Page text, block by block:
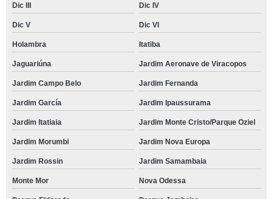
Dic III Dic IV
Dic V Dic VI
Holambra Itatiba
Jaguariúna Jardim Aeronave de Viracopos
Jardim Campo Belo Jardim Fernanda
Jardim García Jardim Ipaussurama
Jardim Itatiaia Jardim Monte Cristo/Parque Oziel
Jardim Morumbi Jardim Nova Europa
Jardim Rossin Jardim Samambaia
Monte Mor Nova Odessa